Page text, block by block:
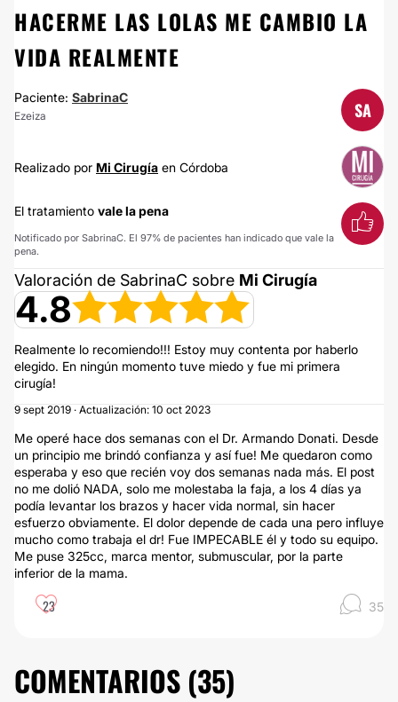
HACERME LAS LOLAS ME CAMBIO LA
VIDA REALMENTE
Paciente: SabrinaC
Ezeiza SA
Realizado por Mi Cirugía en Córdoba
El tratamiento vale la pena
Notificado por SabrinaC. El 97% de pacientes han indicado que vale la
pena.
Valoración de SabrinaC sobre Mi Cirugía
4.8
Realmente lo recomiendo!!! Estoy muy contenta por haberlo
elegido. En ningún momento tuve miedo y fue mi primera
cirugía!
9 sept 2019 · Actualización: 10 oct 2023
Me operé hace dos semanas con el Dr. Armando Donati. Desde
un principio me brindó confianza y así fue! Me quedaron como
esperaba y eso que recién voy dos semanas nada más. El post
no me dolió NADA, solo me molestaba la faja, a los 4 días ya
podía levantar los brazos y hacer vida normal, sin hacer
esfuerzo obviamente. El dolor depende de cada una pero influye
mucho como trabaja el dr! Fue IMPECABLE él y todo su equipo.
Me puse 325cc, marca mentor, submuscular, por la parte
inferior de la mama.
23 35
COMENTARIOS (35)